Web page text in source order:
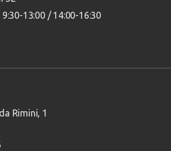
13:00 / 14:00-16:30
Rimini, 1